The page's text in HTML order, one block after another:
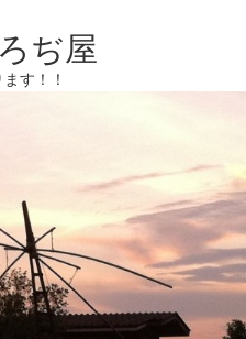
ぢ屋
す！！